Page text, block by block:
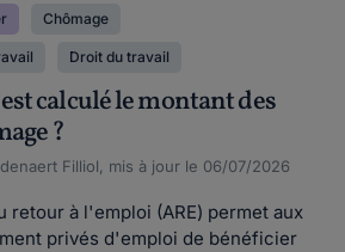
Chômage
Droit du travail
calculé le montant des
?
Filliol, mis à jour le 06/07/2026
retour à l'emploi (ARE) permet aux
privés d'emploi de bénéficier